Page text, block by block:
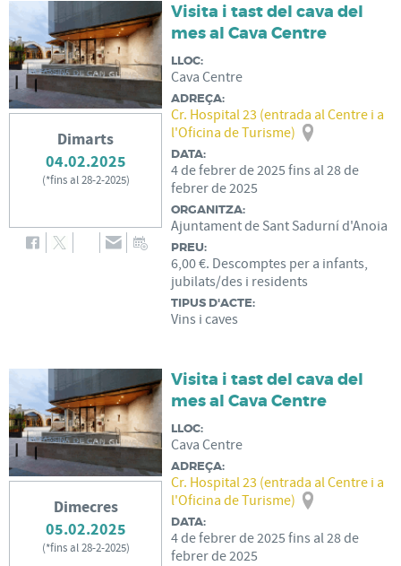
Dimarts
04.02.2025
(*fins al 28-2-2025)
Visita i tast del cava del
mes al Cava Centre
LLOC:
Cava Centre
ADREÇA:
Cr. Hospital 23 (entrada al Centre i a
l'Oficina de Turisme)
DATA:
4defebrerde2025 fins al28de
febrerde2025
ORGANITZA:
Ajuntament de Sant Sadurní d'Anoia
PREU:
6,00 €. Descomptes per a infants,
jubilats/des i residents
TIPUS D'ACTE:
Vins i caves
Dimecres
05.02.2025
(*fins al 28-2-2025)
Visita i tast del cava del
mes al Cava Centre
LLOC:
Cava Centre
ADREÇA:
Cr. Hospital 23 (entrada al Centre i a
l'Oficina de Turisme)
DATA:
4defebrerde2025 fins al28de
febrerde2025